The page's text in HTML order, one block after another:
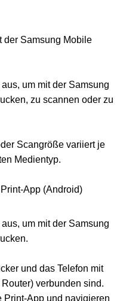
der Samsung Mobile
um mit der Samsung
zu scannen oder zu
Scangröße variiert je
Medientyp.
App (Android)
um mit der Samsung
und das Telefon mit
verbunden sind.
Print-App und navigieren